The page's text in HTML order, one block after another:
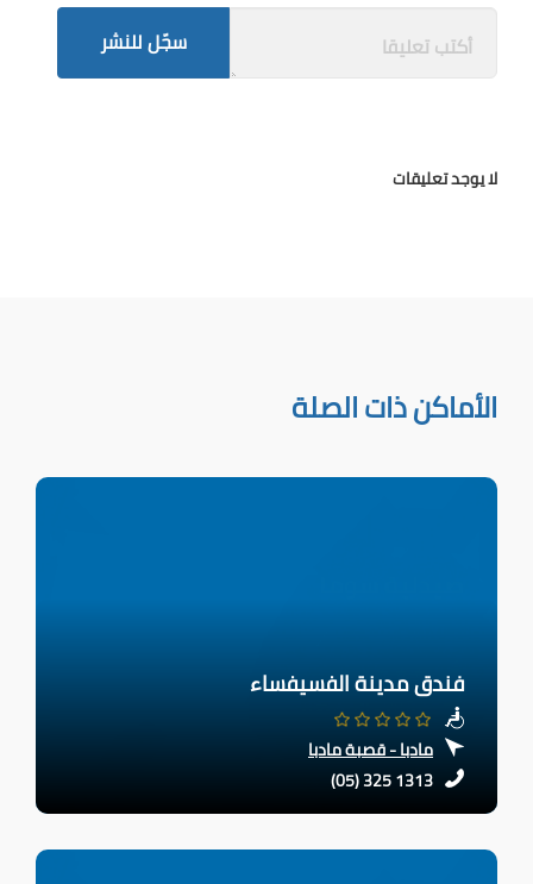
سجّل للنشر
لا يوجد تعليقات
الأماكن ذات الصلة
فندق مدينة الفسيفساء
مادبا - قصبة مادبا
(05) 325 1313